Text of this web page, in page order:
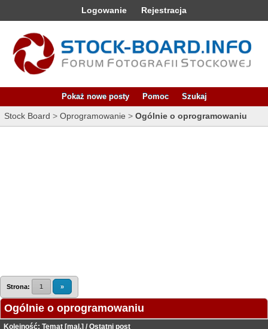
Logowanie Rejestracja
Pokaż nowe posty Pomoc Szukaj
Stock Board > Oprogramowanie > Ogólnie o oprogramowaniu
Strona: 1 »
Ogólnie o oprogramowaniu
Kolejność: Temat [mal.] / Ostatni post